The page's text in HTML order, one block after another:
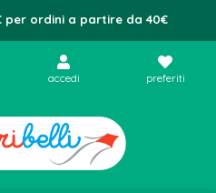
per ordini a partire da 40€
accedi preferiti